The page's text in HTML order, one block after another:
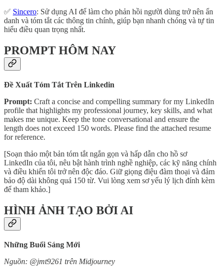
✅ Sincero: Sử dụng AI để làm cho phản hồi người dùng trở nên ẩn
danh và tóm tắt các thông tin chính, giúp bạn nhanh chóng và tự tin
hiểu điều quan trọng nhất.
PROMPT HÔM NAY
Đề Xuất Tóm Tắt Trên Linkedin
Prompt: Craft a concise and compelling summary for my LinkedIn
profile that highlights my professional journey, key skills, and what
makes me unique. Keep the tone conversational and ensure the
length does not exceed 150 words. Please find the attached resume
for reference.
[Soạn thảo một bản tóm tắt ngắn gọn và hấp dẫn cho hồ sơ
LinkedIn của tôi, nêu bật hành trình nghề nghiệp, các kỹ năng chính
và điều khiến tôi trở nên độc đáo. Giữ giọng điệu đàm thoại và đảm
bảo độ dài không quá 150 từ. Vui lòng xem sơ yếu lý lịch đính kèm
để tham khảo.]
HÌNH ẢNH TẠO BỞI AI
Những Buổi Sáng Mới
Nguồn: @jmt9261 trên Midjourney